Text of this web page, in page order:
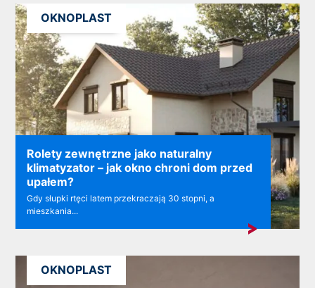
Rolety zewnętrzne jako naturalny
klimatyzator – jak okno chroni dom przed
upałem?
Gdy słupki rtęci latem przekraczają 30 stopni, a
mieszkania...
OKNOPLAST
OKNOPLAST